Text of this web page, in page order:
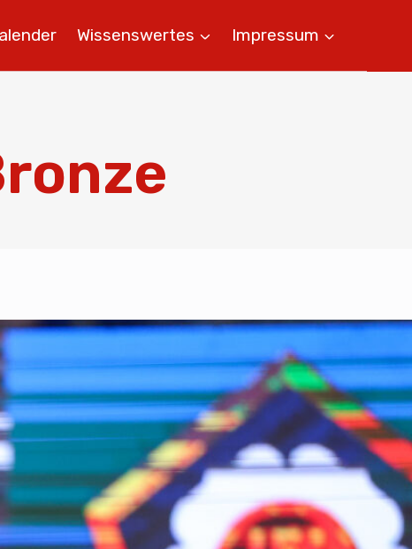
Wissenswertes Impressum